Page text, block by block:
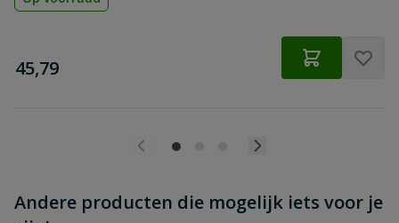
€
45,79
Andere producten die mogelijk iets voor je